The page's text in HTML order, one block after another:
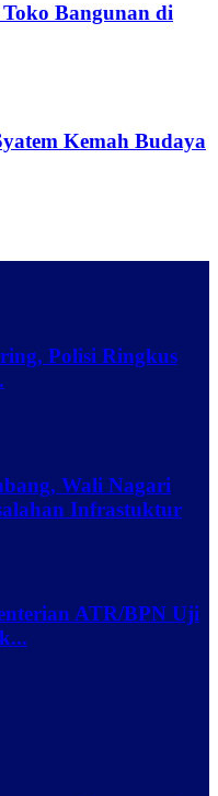
Bangunan di
Kemah Budaya
Polisi Ringkus
Wali Nagari
Infrastuktur
ATR/BPN Uji